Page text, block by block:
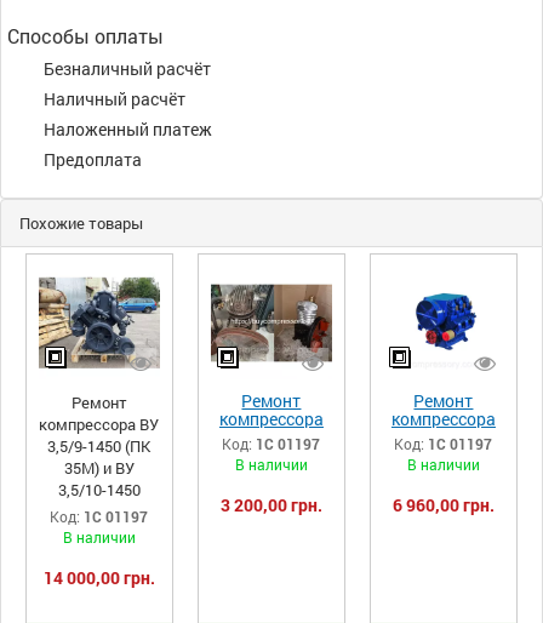
Способы оплаты
Безналичный расчёт
Наличный расчёт
Наложенный платеж
Предоплата
Похожие товары
Ремонт
компрессора ВУ
3,5/9-1450 (ПК
35М) и ВУ
3,5/10-1450
Код: 1С 01197
В наличии
14 000,00 грн.
Ремонт
компрессора
СО-7Б, СО-7А и
СО-243
Код: 1С 01197
В наличии
3 200,00 грн.
Ремонт
компрессора
ПК-5,25А/
ПК5,25
Код: 1С 01197
В наличии
6 960,00 грн.